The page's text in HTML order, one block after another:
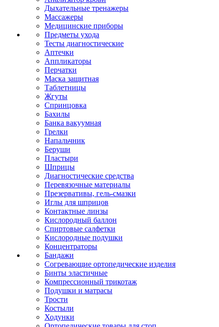
Дыхательные тренажеры
Массажеры
Медицинские приборы
Предметы ухода
Тесты диагностические
Аптечки
Аппликаторы
Перчатки
Маска защитная
Таблетницы
Жгуты
Спринцовка
Бахилы
Банка вакуумная
Грелки
Напальчник
Беруши
Пластыри
Шприцы
Диагностические средства
Перевязочные материалы
Презервативы, гель-смазки
Иглы для шприцов
Контактные линзы
Кислородный баллон
Спиртовые салфетки
Кислородные подушки
Концентраторы
Бандажи
Согревающие ортопедические изделия
Бинты эластичные
Компрессионный трикотаж
Подушки и матрасы
Трости
Костыли
Ходунки